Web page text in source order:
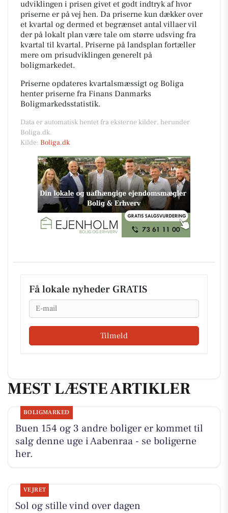
udviklingen i prisen givet et godt indtryk af hvor
priserne er på vej hen. Da priserne kun dækker over
et kvartal og dermed et begrænset antal villaer vil
der på lokalt plan være tale om større udsving fra
kvartal til kvartal. Priserne på landsplan fortæller
mere om prisudviklingen generelt på
boligmarkedet.
Priserne opdateres kvartalsmæssigt og Boliga
henter priserne fra Finans Danmarks
Boligmarkedsstatistik.
Data er automatisk hentet fra eksterne kilder, herunder
Boliga.dk.
Kilde: Boliga.dk
Få lokale nyheder GRATIS
Email
Tilmeld
MEST LÆSTE ARTIKLER
BOLIGMARKED
Buen 154 og 3 andre boliger er kommet til
salg denne uge i Aabenraa - se boligerne
her.
VEJRET
Sol og stille vind over dagen